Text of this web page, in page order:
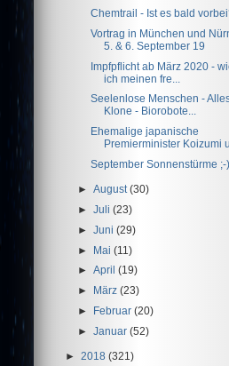
Chemtrail - Ist es bald
Vortrag in München und
5. & 6. September 19
Impfpflicht ab März 2020 -
ich meinen fre...
Seelenlose Menschen -
Klone - Biorobote...
Ehemalige japanische
Premierminister Koizumi
September Sonnenstürme ;-)
►August(30)
►Juli(23)
►Juni(29)
► Mai(11)
►April(19)
►
März(23)
► Februar(20)
►Januar(52)
► 2018 (321)